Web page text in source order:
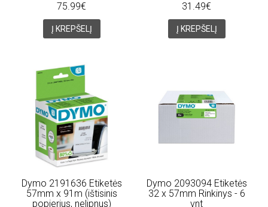
75.99€
Į KREPŠELĮ
31.49€
Į KREPŠELĮ
Dymo 2191636 Etiketės
57mm x 91m (ištisinis
popierius, nelipnus)
Dymo 2093094 Etiketės
32 x 57mm Rinkinys - 6
vnt